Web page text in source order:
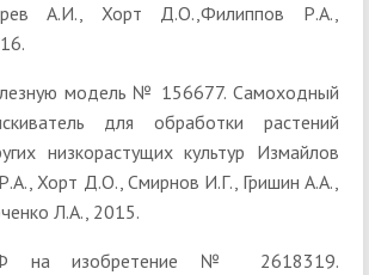
А.И., Хорт Д.О.,Филиппов Р.А.,
модель № 156677. Самоходный
для обработки растений
низкорастущих культур Измайлов
Хорт Д.О., Смирнов И.Г., Гришин А.А.,
Л.А., 2015.
на изобретение № 2618319.